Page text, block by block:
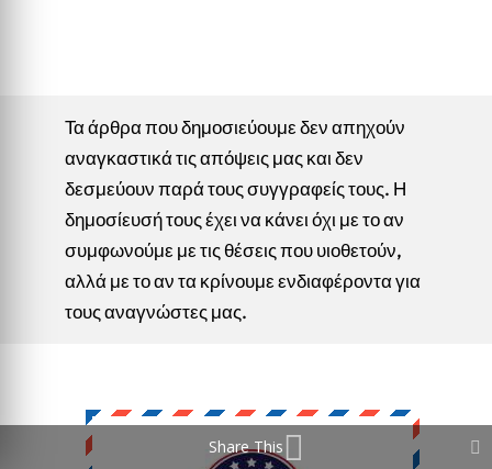
Τα άρθρα που δημοσιεύουμε δεν απηχούν
αναγκαστικά τις απόψεις μας και δεν
δεσμεύουν παρά τους συγγραφείς τους. Η
δημοσίευσή τους έχει να κάνει όχι με το αν
συμφωνούμε με τις θέσεις που υιοθετούν,
αλλά με το αν τα κρίνουμε ενδιαφέροντα για
τους αναγνώστες μας.
Share This